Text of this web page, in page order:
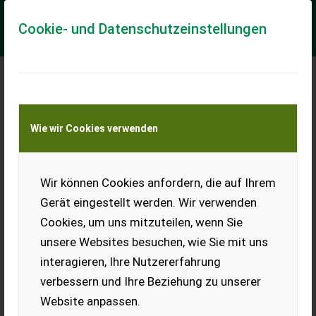
Cookie- und Datenschutzeinstellungen
Wie wir Cookies verwenden
Wir können Cookies anfordern, die auf Ihrem
Gerät eingestellt werden. Wir verwenden
Cookies, um uns mitzuteilen, wenn Sie
unsere Websites besuchen, wie Sie mit uns
interagieren, Ihre Nutzererfahrung
verbessern und Ihre Beziehung zu unserer
Website anpassen.
Meine Transportkostenanfrage
Transport von Land- und Baumaschinen –
KEINE Tiertransporte
Roll-Fingerhacke
Fingerhacke-Kombination.
Fingerhacke wurde 2023 neu
gekauft für ca. € 1.000,-.
Rollhacke hat einen
für den Frontanbau.